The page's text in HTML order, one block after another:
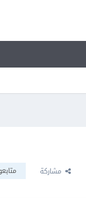
مشاركة